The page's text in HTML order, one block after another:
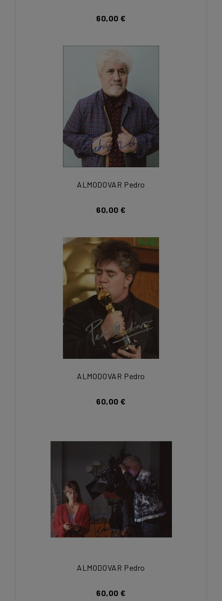
60,00 €
ALMODOVAR Pedro
60,00 €
ALMODOVAR Pedro
60,00 €
ALMODOVAR Pedro
60,00 €